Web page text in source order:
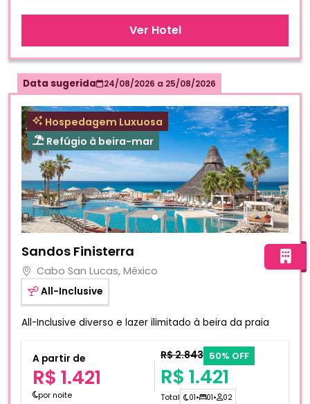
Ver Hotel
Data sugerida 24/08/2026 a 25/08/2026
Hospedagem Luxuosa
Refúgio à beira-mar
Sandos Finisterra
Cabo San Lucas, México
All-Inclusive
All-Inclusive diverso e lazer ilimitado à beira da praia
A partir de
R$ 1.421
por noite
R$ 2.843 50% OFF
R$ 1.421
Total 01• 01• 02